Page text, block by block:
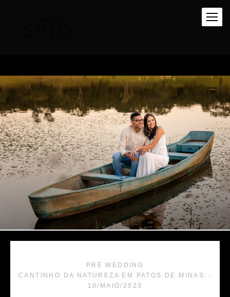
PRÉ WEDDING
CANTINHO DA NATUREZA EM PATOS DE MINAS.
10/MAIO/2023